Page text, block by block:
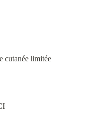
cutanée limitée